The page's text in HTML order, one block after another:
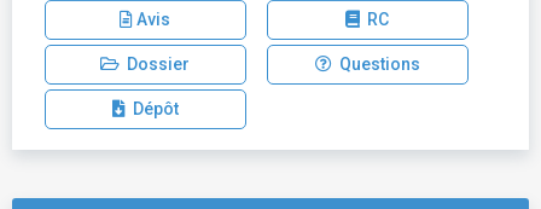
Avis RC
Dossier Questions
Dépôt